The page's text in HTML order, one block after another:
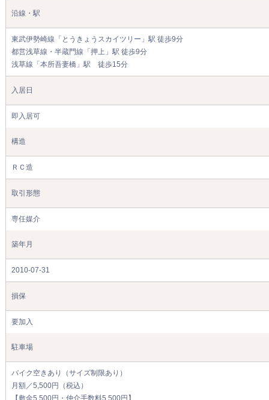
沿線・駅
東武伊勢崎線「とうきょうスカイツリー」駅 徒歩9分
都営浅草線・半蔵門線「押上」駅 徒歩9分
浅草線「本所吾妻橋」駅 徒歩15分
入居日
即入居可
構造
ＲＣ造
取引形態
専任媒介
築年月
2010-07-31
損保
要加入
駐車場
バイク空きあり（サイズ制限あり）
月額／5,500円（税込）
【敷金5,500円・仲介手数料5,500円】